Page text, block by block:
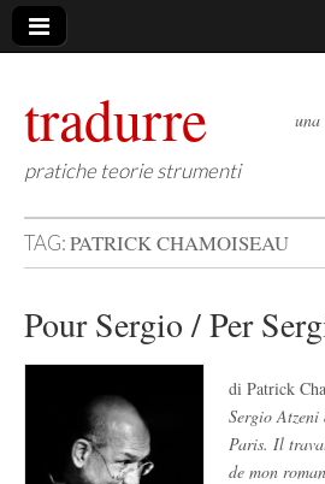
tradurre
pratiche teorie strumenti
una
TAG:PATRICK CHAMOISEAU
Pour Sergio / Per
di Patrick
Sergio Atzeni
Paris. Il
de mon roman